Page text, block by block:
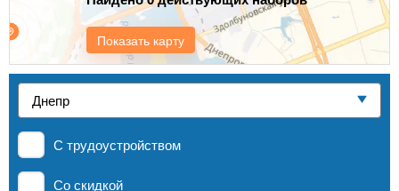
e
n
t
н
х
Курсы
MBA
Показать карту
С трудоустройством
Со скидкой